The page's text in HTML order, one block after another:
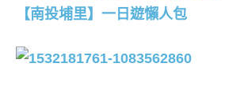
【南投埔里】一日遊懶人包